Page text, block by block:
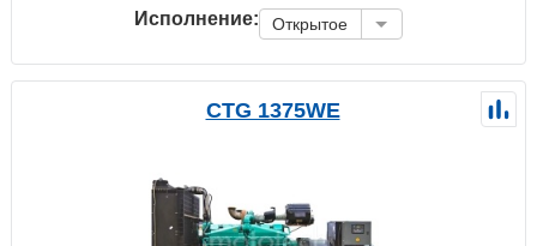
Исполнение: Открытое
CTG 1375WE